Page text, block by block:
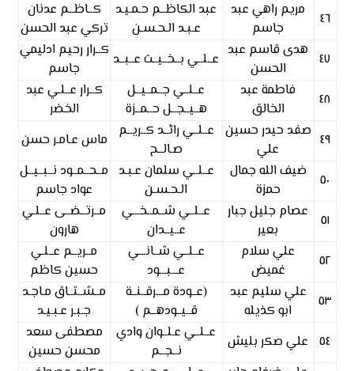
٤٦
مريم راهي عبد
جاسم
عبد الكاظــم حـمـيـد
عـبـد الـحـسـن
كــاظــم عدنان
تركي عبد الحسن
٤٧ هدى قاسم عبد
الحسن
عــلــي بــخــيــت عــبــد كــرار رحيم ادليمي
جاسم
٤٨
فاطمة عبد
الخالق
عــلــي جــمــيــل
هــيــجــل حــمــزة
كــرار عــلـي عبد
الخضر
٤٩ صفد حيدر حسين
علي
عــلــي رائــد كــريــم
صـالــح
ماس عـامـر حسن
٥٠
ضيف الله جمال
حمزة
عــلــي سلمان عـبـد
الـحـسـن
مــحــمــود نــبــيــل
عواد جاسم
٥١
عصام جليل جبار
بعير
عــلــي شــمــخـــي
عــيــدان
مــرتــضــى عــلـي
هارون
٥٢
علي سلام
غميض
عــلــي شــانـــي
عـــبـــود
مــريــم عــلـي
حسين كاظم
٥٣
علي سليم عبد
ابو كذيله
(عــودة مـــرقــنــة
قــيــودهــم )
مــشــتــاق مـاجـد
جـبـر عـبـيـد
٥٤
علي صكر بليش
عــلــي عـلــوان وادي
نــجــم
مصطفى سعد
محسن حسين